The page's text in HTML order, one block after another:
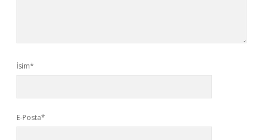
İsim*
E-Posta*